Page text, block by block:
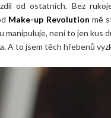
od ostatních. Bez
Make-up Revolution mě
manipuluje, není to jen kus
A to jsem těch hřebenů